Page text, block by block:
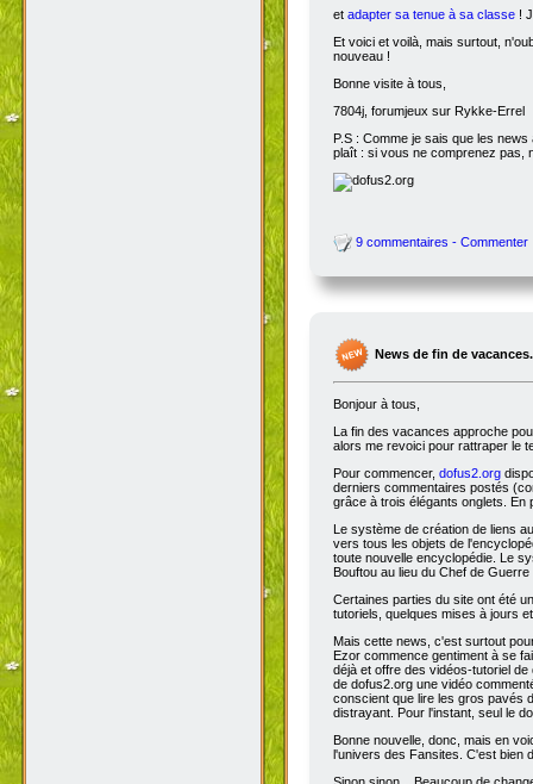
et adapter sa tenue à sa classe !
Et voici et voilà, mais surtout,
nouveau !
Bonne visite à tous,
7804j, forumjeux sur Rykke-Errel
P.S : Comme je sais que les
plaît : si vous ne comprenez pas,
9 commentaires - Commenter
News de fin de
Bonjour à tous,
La fin des vacances approche
alors me revoici pour rattraper le
Pour commencer, dofus2.org
derniers commentaires postés
grâce à trois élégants onglets. En
Le système de création de liens
vers tous les objets de
toute nouvelle encyclopédie. Le
Bouftou au lieu du Chef de
Certaines parties du site ont été
tutoriels, quelques mises à jours
Mais cette news, c'est surtout
Ezor commence gentiment à se
déjà et offre des vidéos-tutoriel
de dofus2.org une vidéo
conscient que lire les gros pavés
distrayant. Pour l'instant, seul le
Bonne nouvelle, donc, mais en
l'univers des Fansites. C'est bien